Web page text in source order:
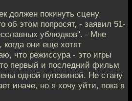
должен покинуть сцену
об этом попросят, - заявил 51-
ублюдков". - Мне
они еще хотят
что режиссура - это игры
первый и последний фильм
одной пуповиной. Не стану
иначе, но я хочу уйти, пока в